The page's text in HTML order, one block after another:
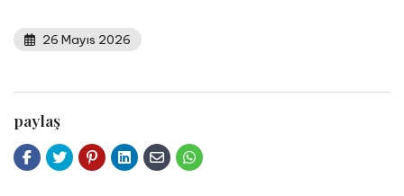
26 Mayıs 2026
paylaş